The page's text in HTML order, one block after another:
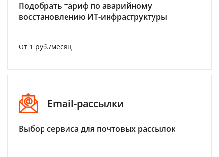
Подобрать тариф по аварийному
восстановлению ИТ-инфраструктуры
От 1 руб./месяц
Email-рассылки
Выбор сервиса для почтовых рассылок